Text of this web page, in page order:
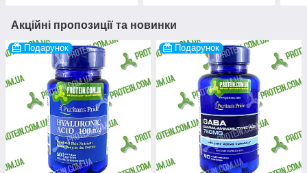
Акційні пропозиції та новинки
Подарунок Подарунок